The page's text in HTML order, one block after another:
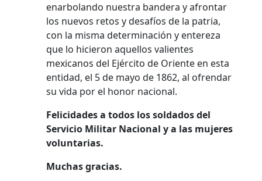
enarbolando nuestra bandera y afrontar
los nuevos retos y desafíos de la patria,
con la misma determinación y entereza
que lo hicieron aquellos valientes
mexicanos del Ejército de Oriente en esta
entidad, el 5 de mayo de 1862, al ofrendar
su vida por el honor nacional.
Felicidades a todos los soldados del
Servicio Militar Nacional y a las mujeres
voluntarias.
Muchas gracias.